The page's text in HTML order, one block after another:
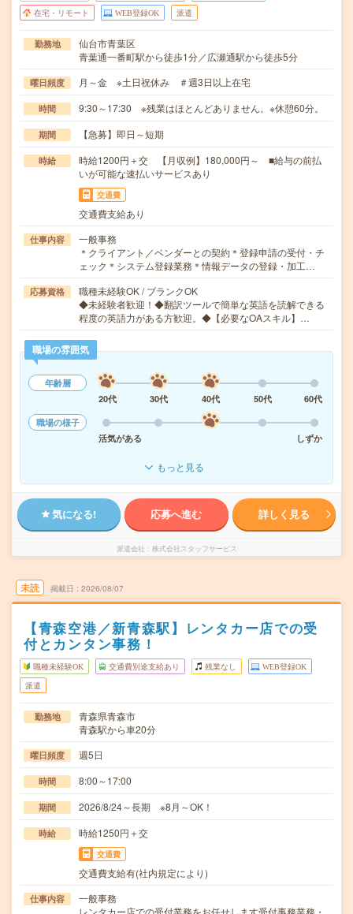
在宅・リモート WEB登録OK 派遣
勤務地
仙台市青葉区
青葉通一番町駅から徒歩1分／広瀬通駅から徒歩5分
曜日頻度 月～金 ※土日祝休み ＃週3日以上在宅
時間 9:30～17:30 ※残業はほとんどありません。※休憩60分。
期間 【急募】即日～短期
時給
時給1200円＋交 【月収例】180,000円～ ■給与の前払
いが可能な速払いサービスあり
交通費
交通費支給あり
仕事内容
一般事務
＊クライアント／ベンダーとの契約＊登録申請の受付・チ
ェック＊システム登録業務＊情報データの登録・加工…
応募資格
職種未経験OK / ブランクOK
◆未経験者歓迎！◆翻訳ツールで簡単な英語を読解できる
程度の英語力がある方歓迎。◆【必要なOAスキル】…
職場の雰囲気
年齢層
20代
30代 40代 50代
60代
職場の様子
活気がある
しずか
もっと見る
気になる! 応募へ進む 詳しく見る
派遣会社 株式会社スタッフサービス
未読 掲載日 2026/08/07
【青森空港／新青森駅】レンタカー店での受
付とカンタン事務！
職種未経験OK 交通費別途支給あり 残業なし WEB登録OK
派遣
勤務地
青森県青森市
青森駅から車20分
曜日頻度 週5日
時間 8:00～17:00
期間 2026/8/24～長期 ※8月～OK！
時給 時給1250円＋交
交通費
交通費支給有(社内規定により)
仕事内容
一般事務
レンタカー店での受付業務をお任せします受付事務業務・